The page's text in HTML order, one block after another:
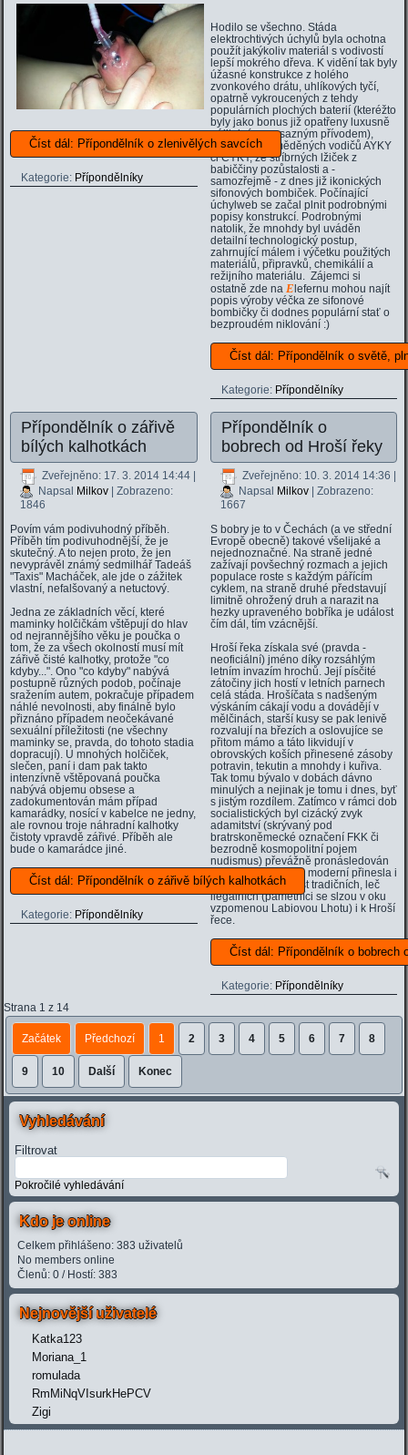
Číst dál: Přípondělník o zlenivělých savcích
Kategorie: Přípondělníky
Hodilo se všechno. Stáda
elektrochtivých úchylů byla ochotna
použít jakýkoliv materiál s vodivostí
lepší mokrého dřeva. K vidění tak byly
úžasné konstrukce z holého
zvonkového drátu, uhlíkových tyčí,
opatrně vykroucených z tehdy
populárních plochých baterií (kteréžto
byly jako bonus již opatřeny luxusně
pájitelným mosazným přívodem),
hliníkových i měděných vodičů AYKY
či CYKY, ze stříbrných lžiček z
babiččiny pozůstalosti a -
samozřejmě - z dnes již ikonických
sifonových bombiček. Počínající
úchylweb se začal plnit podrobnými
popisy konstrukcí. Podrobnými
natolik, že mnohdy byl uváděn
detailní technologický postup,
zahrnující málem i výčetku použitých
materiálů, připravků, chemikálií a
režijního materiálu. Zájemci si
ostatně zde na E lefernu mohou najít
popis výroby véčka ze sifonové
bombičky či dodnes populární stať o
bezproudém niklování :)
Číst dál: Přípondělník o světě,
Kategorie: Přípondělníky
Přípondělník o zářivě
bílých kalhotkách
Zveřejněno: 17. 3. 2014 14:44
Napsal Milkov | Zobrazeno:
1846
Povím vám podivuhodný příběh.
Příběh tím podivuhodnější, že je
skutečný. A to nejen proto, že jen
nevyprávěl známý sedmilhář Tadeáš
"Taxis" Macháček, ale jde o zážitek
vlastní, nefalšovaný a netuctový.
Jedna ze základních věcí, které
maminky holčičkám vštěpují do hlav
od nejrannějšího věku je poučka o
tom, že za všech okolností musí mít
zářivě čisté kalhotky, protože "co
kdyby...". Ono "co kdyby" nabývá
postupně různých podob, počínaje
sražením autem, pokračuje případem
náhlé nevolnosti, aby finálně bylo
přiznáno případem neočekávané
sexuální příležitosti (ne všechny
maminky se, pravda, do tohoto stadia
dopracují). U mnohých holčiček,
slečen, paní i dam pak takto
intenzívně vštěpovaná poučka
nabývá objemu obsese a
zadokumentován mám případ
kamarádky, nosící v kabelce ne jedny,
ale rovnou troje náhradní kalhotky
čistoty vpravdě zářivé. Příběh ale
bude o kamarádce jiné.
Číst dál: Přípondělník o zářivě bílých kalhotkách
Kategorie: Přípondělníky
Přípondělník o
bobrech od Hroší řeky
Zveřejněno: 10. 3. 2014 14:36
Napsal Milkov| Zobrazeno:
1667
S bobry je to v Čechách (a ve střední
Evropě obecně) takové všelijaké a
nejednoznačné. Na straně jedné
zažívají povšechný rozmach a jejich
populace roste s každým pářícím
cyklem, na straně druhé představují
limitně ohrožený druh a narazit na
hezky upraveného bobříka je událost
čím dál, tím vzácnější.
Hroší řeka získala své (pravda -
neoficiální) jméno díky rozsáhlým
letním invazím hrochů. Její písčité
zátočiny jich hostí v letních parnech
celá stáda. Hrošíčata s nadšeným
výskáním cákají vodu a dovádějí v
mělčinách, starší kusy se pak lenivě
rozvalují na březích a oslovujíce se
přitom mámo a táto likvidují v
obrovských koších přinesené zásoby
potravin, tekutin a mnohdy i kuřiva.
Tak tomu bývalo v dobách dávno
minulých a nejinak je tomu i dnes, byť
s jistým rozdílem. Zatímco v rámci dob
socialistických byl cizácký zvyk
adamitství (skrývaný pod
bratrskoněmecké označení FKK či
bezrodně kosmopolitní pojem
nudismus) převážně pronásledován
a potlačován, doba moderní přinesla i
jeho rozšíření z míst tradičních, leč
ilegálních (pamětníci se slzou v oku
vzpomenou Labiovou Lhotu) i k Hroší
řece.
Číst dál: Přípondělník o bobrech
Kategorie: Přípondělníky
Strana 1 z 14
Začátek Předchozí 1 2 3 4 5 6 7 8
9 10 Další Konec
Vyhledávání
Filtrovat
Pokročilé vyhledávání
Kdo je online
Celkem přihlášeno: 383 uživatelů
No members online
Členů: 0 / Hostí: 383
Nejnovější uživatelé
Katka123
Moriana_1
romulada
RmMiNqVIsurkHePCV
Zigi